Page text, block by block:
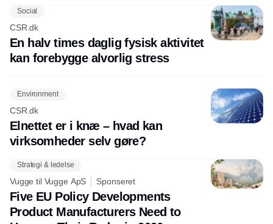
Social
CSR.dk
En halv times daglig fysisk aktivitet
kan forebygge alvorlig stress
Environment
CSR.dk
Elnettet er i knæ – hvad kan
virksomheder selv gøre?
Strategi & ledelse
Vugge til Vugge ApS Sponseret
Five EU Policy Developments
Product Manufacturers Need to